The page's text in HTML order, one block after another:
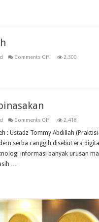
Comments Offon
2,300
Comments Offon
Dosa
Besar
Yang
2,418
: Ustadz Tommy Abdillah (Praktisi
serba canggih disebut era
informasi banyak urusan
…